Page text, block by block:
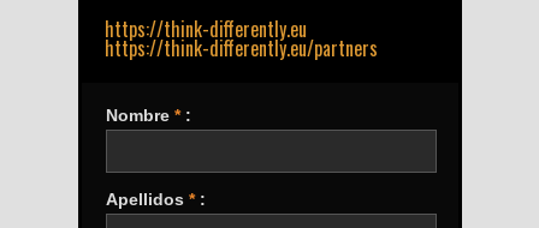
https://think-differently.eu
https://think-differently.eu/partners
Nombre *:
Apellidos *: